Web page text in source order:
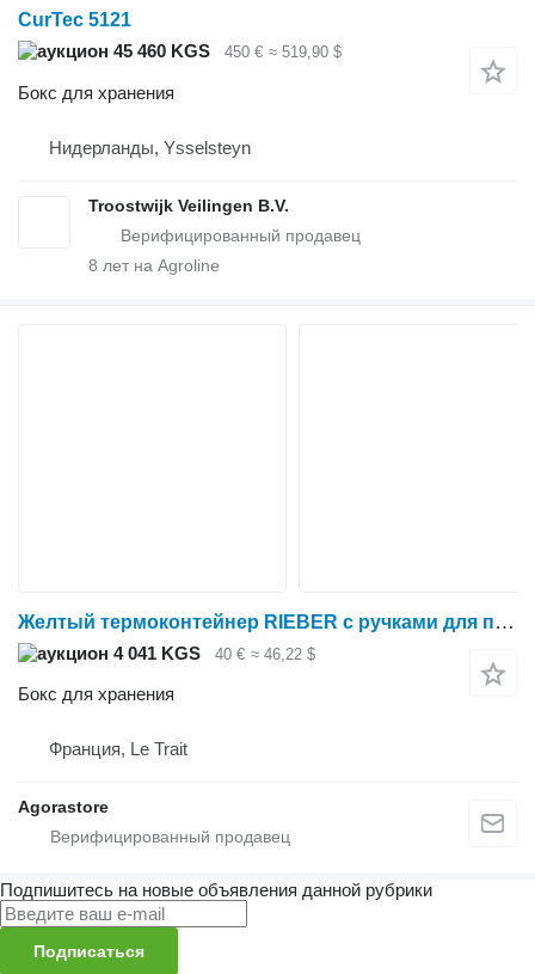
CurTec 5121
45 460 KGS
450 € ≈ 519,90 $
Бокс для хранения
Нидерланды, Ysselsteyn
Troostwijk Veilingen B.V.
8 лет на Agroline
Желтый термоконтейнер RIEBER с ручками для переноски
4 041 KGS 40 € ≈ 46,22 $
Бокс для хранения
Франция, Le Trait
Agorastore
Подпишитесь на новые объявления данной рубрики
Подписаться